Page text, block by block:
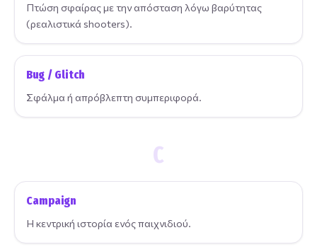
Πτώση σφαίρας με την απόσταση λόγω βαρύτητας
(ρεαλιστικά shooters).
Bug / Glitch
Σφάλμα ή απρόβλεπτη συμπεριφορά.
C
Campaign
Η κεντρική ιστορία ενός παιχνιδιού.